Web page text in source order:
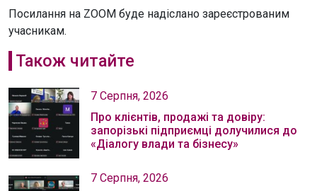
Посилання на ZOOM буде надіслано зареєстрованим
учасникам.
Також читайте
7 Серпня, 2026
Про клієнтів, продажі та довіру:
запорізькі підприємці долучилися до
«Діалогу влади та бізнесу»
7 Серпня, 2026